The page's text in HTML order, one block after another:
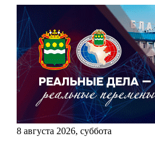
8 августа 2026, суббота